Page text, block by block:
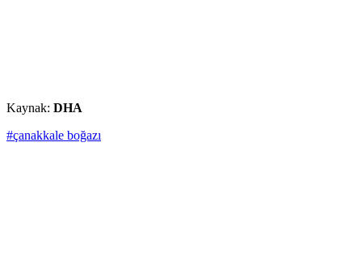
Kaynak: DHA
#çanakkale boğazı